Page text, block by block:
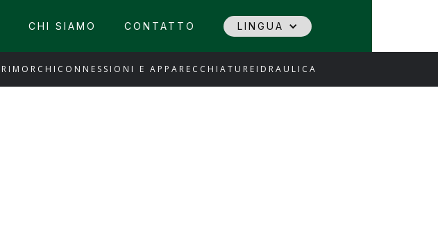
CHI SIAMO CONTATTO LINGUA
RIMORCHI CONNESSIONI E APPARECCHIATURE IDRAULICA